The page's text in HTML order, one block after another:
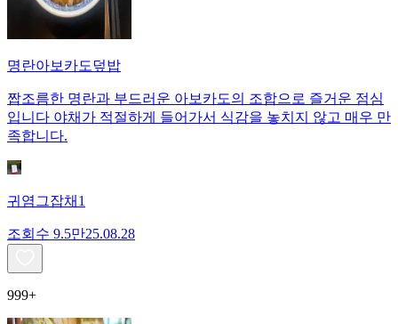
명란아보카도덮밥
짭조름한 명란과 부드러운 아보카도의 조합으로 즐거운 점심
입니다 야채가 적절하게 들어가서 식감을 놓치지 않고 매우 만
족합니다.
귀염그잡채1
조회수 9.5만25.08.28
999+